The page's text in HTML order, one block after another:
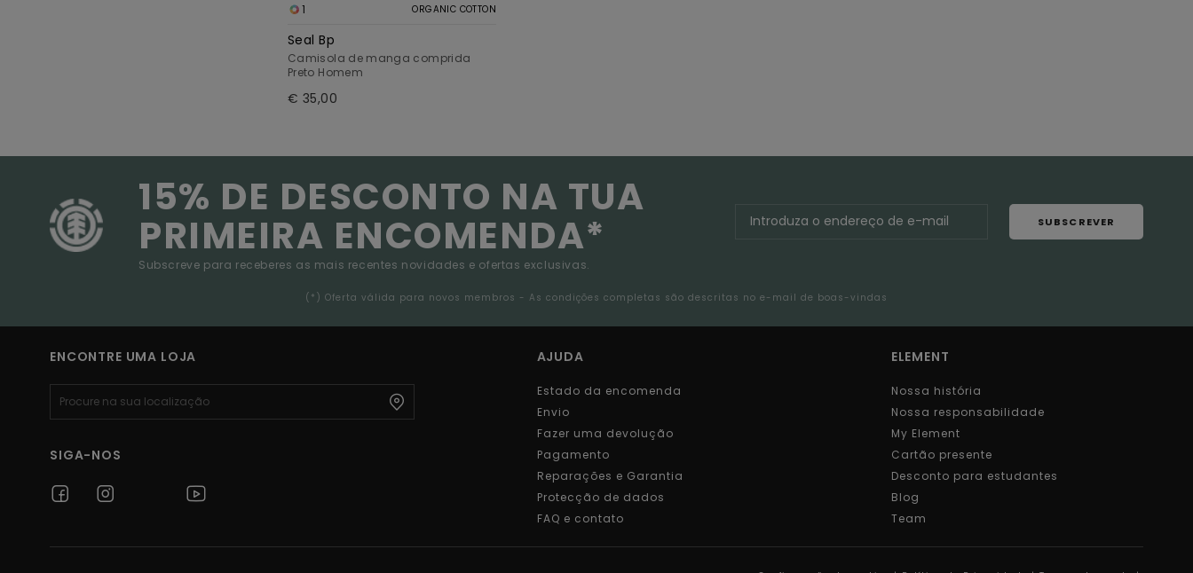
1 ORGANIC COTTON
Seal Bp
Camisola de manga comprida
Preto Homem
€ 35,00
15% DE DESCONTO NA TUA
PRIMEIRA ENCOMENDA*
Subscreve para receberes as mais recentes novidades e ofertas exclusivas.
SUBSCREVER
(*) Oferta válida para novos membros - As condições completas são descritas no e-mail de boas-vindas
ENCONTRE UMA LOJA
SIGA-NOS
AJUDA
Estado da encomenda
Envio
Fazer uma devolução
Pagamento
Reparações e Garantia
Protecção de dados
FAQ e contato
ELEMENT
Nossa história
Nossa responsabilidade
My Element
Cartão presente
Desconto para estudantes
Blog
Team